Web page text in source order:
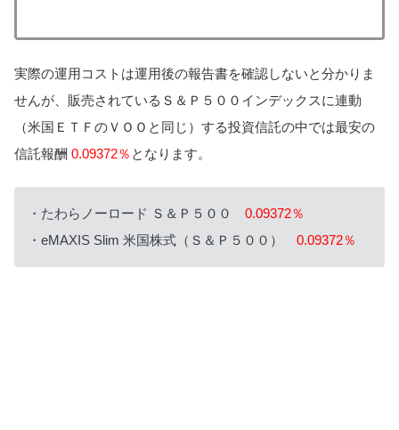
実際の運用コストは運用後の報告書を確認しないと分かりま
せんが、販売されているＳ＆Ｐ５００インデックスに連動
（米国ＥＴＦのＶＯＯと同じ）する投資信託の中では最安の
信託報酬 0.09372％ となります。
・たわらノーロード Ｓ＆Ｐ５００ 0.09372％
・eMAXIS Slim 米国株式（Ｓ＆Ｐ５００） 0.09372％